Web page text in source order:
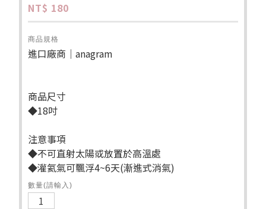
NT$ 180
商品規格
進口廠商｜anagram
商品尺寸
◆18吋
注意事項
◆不可直射太陽或放置於高溫處
◆灌氦氣可飄浮4~6天(漸進式消氣)
數量(請輸入)